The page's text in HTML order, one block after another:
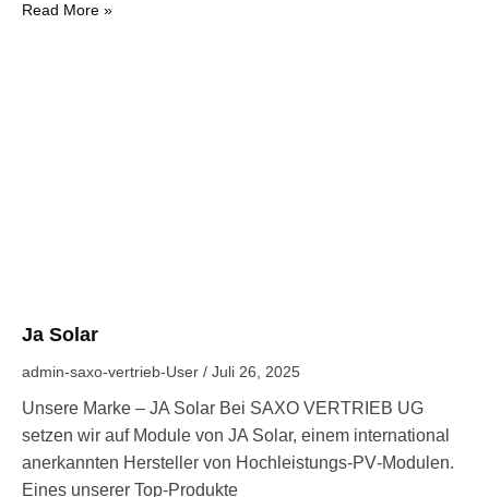
Read More »
Ja Solar
admin-saxo-vertrieb-User Juli 26, 2025
Unsere Marke – JA Solar Bei SAXO VERTRIEB UG
setzen wir auf Module von JA Solar, einem international
anerkannten Hersteller von Hochleistungs-PV‑Modulen.
Eines unserer Top‑Produkte